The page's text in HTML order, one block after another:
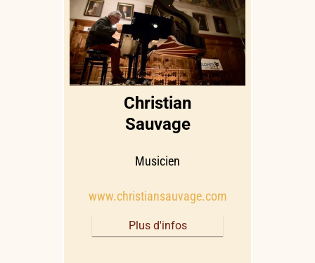
Christian
Sauvage
Musicien
www.christiansauvage.com
Plus d'infos